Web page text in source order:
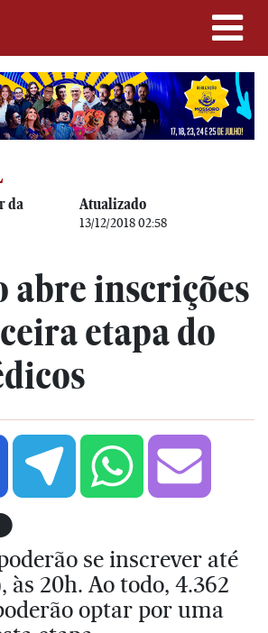
da
Atualizado
13/12/2018 02:58
abre inscrições
etapa do
se inscrever até
às 20h. Ao todo, 4.362
optar por uma